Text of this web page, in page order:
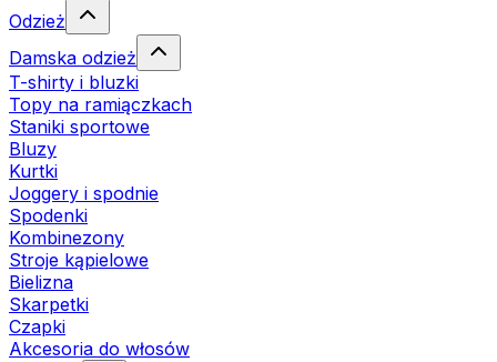
Odzież
Damska odzież
T-shirty i bluzki
Topy na ramiączkach
Staniki sportowe
Bluzy
Kurtki
Joggery i spodnie
Spodenki
Kombinezony
Stroje kąpielowe
Bielizna
Skarpetki
Czapki
Akcesoria do włosów